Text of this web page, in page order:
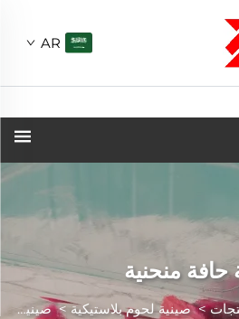
AR
حافة منحنية
>صينية لحوم بلاستيكية>صينية حافة منحنية